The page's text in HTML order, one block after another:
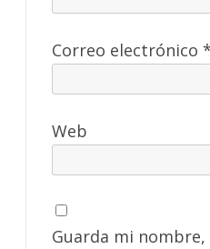
Correo electrónico *
Web
Guarda mi